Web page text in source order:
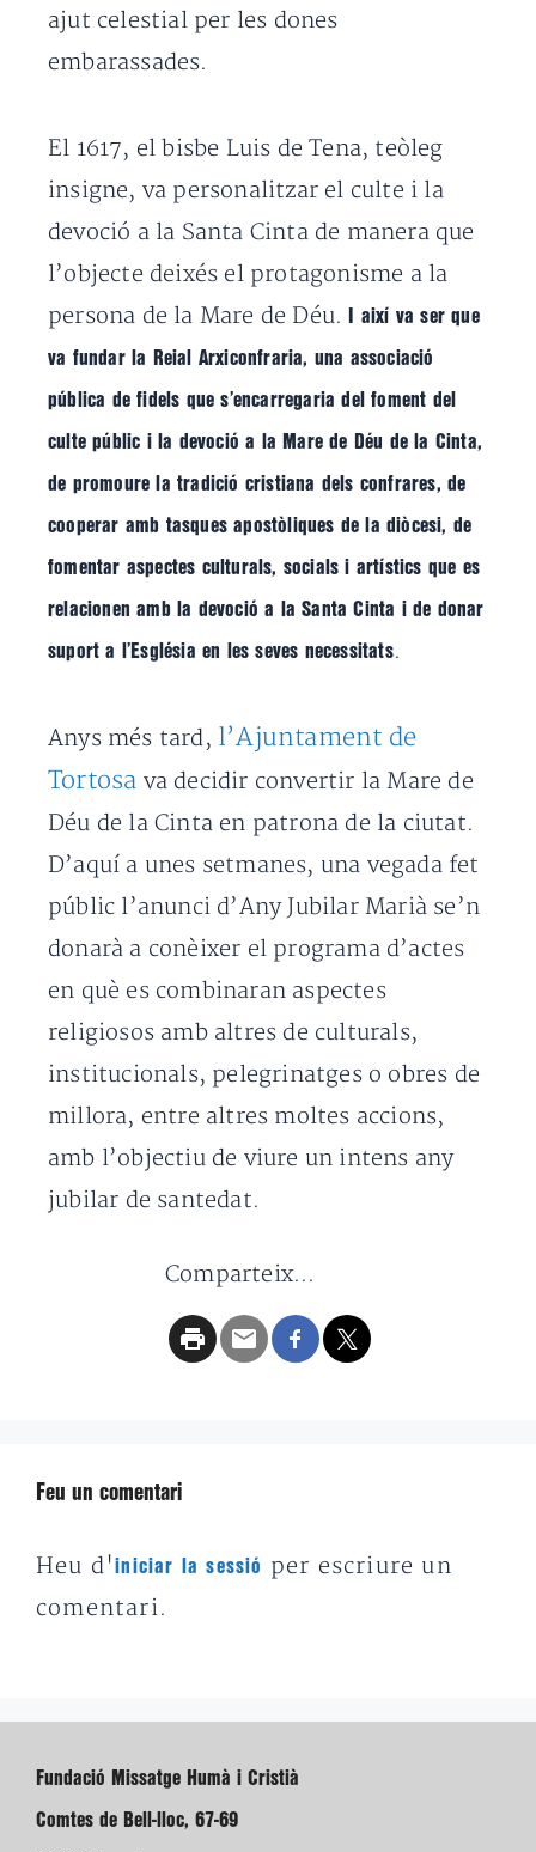
ajut celestial per les dones
embarassades.
El 1617, el bisbe Luis de Tena, teòleg
insigne, va personalitzar el culte i la
devoció a la Santa Cinta de manera que
l’objecte deixés el protagonisme a la
persona de la Mare de Déu. I així va ser que
va fundar la Reial Arxiconfraria, una associació
pública de fidels que s’encarregaria del foment del
culte públic i la devoció a la Mare de Déu de la Cinta,
de promoure la tradició cristiana dels confrares, de
cooperar amb tasques apostòliques de la diòcesi, de
fomentar aspectes culturals, socials i artístics que es
relacionen amb la devoció a la Santa Cinta i de donar
suport a l’Església en les seves necessitats.
Anys més tard, l’Ajuntament de
Tortosa va decidir convertir la Mare de
Déu de la Cinta en patrona de la ciutat.
D’aquí a unes setmanes, una vegada fet
públic l’anunci d’Any Jubilar Marià se’n
donarà a conèixer el programa d’actes
en què es combinaran aspectes
religiosos amb altres de culturals,
institucionals, pelegrinatges o obres de
millora, entre altres moltes accions,
amb l’objectiu de viure un intens any
jubilar de santedat.
Comparteix...
Feu un comentari
Heu d'iniciar la sessió
per escriure un
comentari.
Fundació Missatge Humà i Cristià
Comtes de Bell-lloc, 67-69